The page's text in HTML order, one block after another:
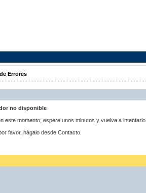
Errores
no disponible
este momento, espere unos minutos y vuelva a intentarlo.
favor, hágalo desde Contacto.